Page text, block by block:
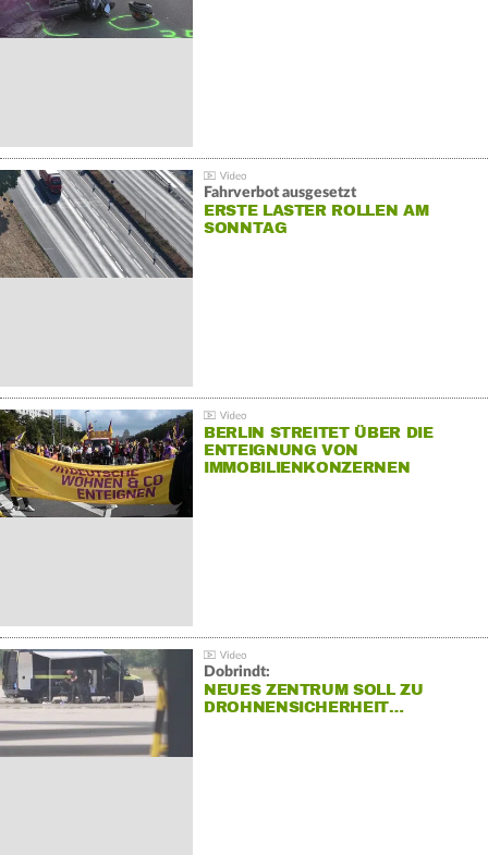
Fahrverbot ausgesetzt
ERSTE LASTER ROLLEN AM
SONNTAG
BERLIN STREITET ÜBER DIE
ENTEIGNUNG VON
IMMOBILIENKONZERNEN
Dobrindt:
NEUES ZENTRUM SOLL ZU
DROHNENSICHERHEIT…